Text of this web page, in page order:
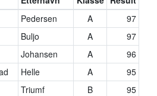
Pedersen A
97
Buljo A
97
Johansen A
96
Helle A
95
Triumf B
95